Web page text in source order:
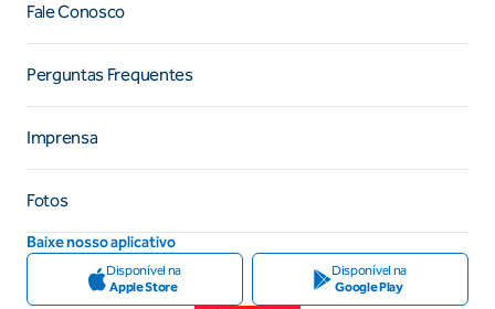
Fale Conosco
Perguntas Frequentes
Imprensa
Fotos
Baixe nosso aplicativo
Disponível na
Apple Store
Disponível na
Google Play